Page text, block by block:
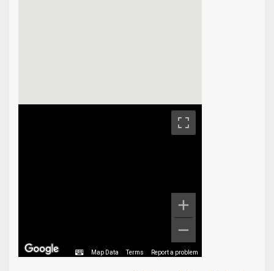
Map Data Terms Report a problem